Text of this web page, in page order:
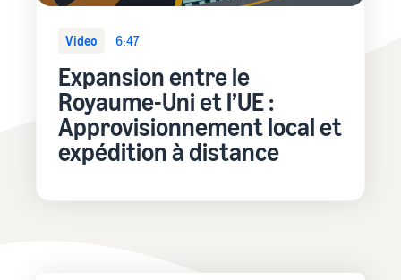
Video 6:47
Expansion entre le
Royaume-Uni et l’UE :
Approvisionnement local et
expédition à distance